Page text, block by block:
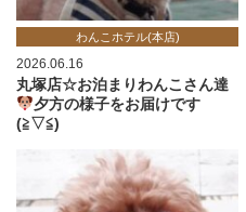
わんこホテル(本店)
2026.06.16
丸塚店☆お泊まりわんこさん達
夕方の様子をお届けです
(≧▽≦)